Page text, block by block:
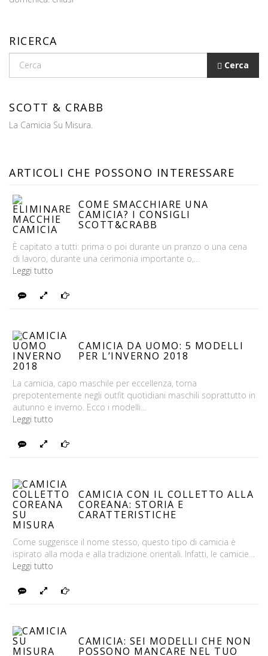
RICERCA
Cerca
SCOTT & CRABB
La Camicia Su Misura.
ARTICOLI CHE POSSONO INTERESSARE
COME SMACCHIARE UNA
CAMICIA? I CONSIGLI
SCOTT&CRABB
È capitato a tutti: prima o poi durante un pranzo o una cena
di lavoro, durante una cerimonia importante o,…
Leggi tutto
FotoContinua
CAMICIA DA UOMO: 5 MODELLI
PER L’INVERNO 2018
La camicia, capo maschile per eccellenza, torna
prepotentemente negli outfit quotidiani maschili soprattutto in
autunno e inverno. Ecco i modelli…
Leggi tutto
FotoContinua
CAMICIA CON IL COLLETTO ALLA
COREANA: STORIA E
CARATTERISTICHE
Come suggerisce il nome stesso, questo tipo di camicia è
ispirato alla moda e alla tradizione orientali. Infatti, le camicie…
Leggi tutto
FotoContinua
CAMICIA: SEI MODELLI CHE NON
POSSONO MANCARE NEL TUO